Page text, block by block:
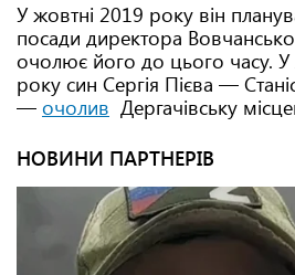
У жовтні 2019 року він
посади директора
очолює його до цього часу. У
року син Сергія Пієва —
— очолив Дергачівську